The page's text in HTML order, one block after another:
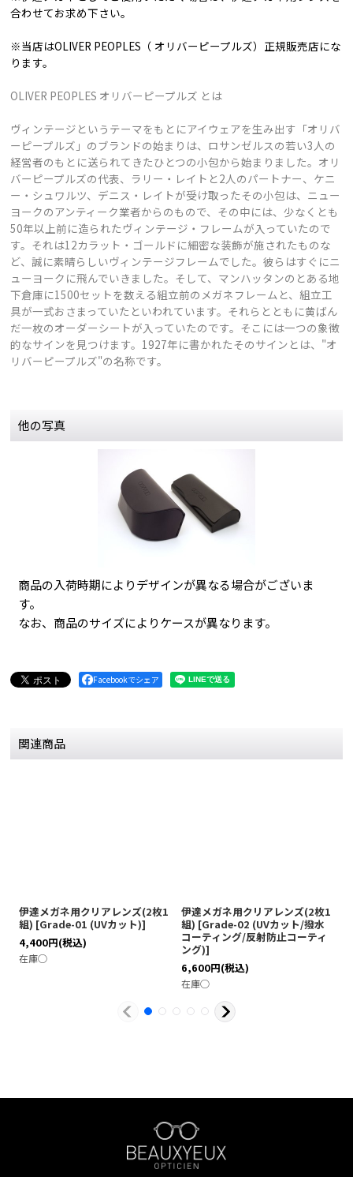
合わせてお求め下さい。
※当店はOLIVER PEOPLES（ オリバーピープルズ）正規販売店にな
ります。
OLIVER PEOPLES オリバーピープルズ とは
ヴィンテージというテーマをもとにアイウェアを生み出す「オリバ
ーピープルズ」のブランドの始まりは、ロサンゼルスの若い3人の
経営者のもとに送られてきたひとつの小包から始まりました。オリ
バーピープルズの代表、ラリー・レイトと2人のパートナー、ケニ
ー・シュワルツ、デニス・レイトが受け取ったその小包は、ニュー
ヨークのアンティーク業者からのもので、その中には、少なくとも
50年以上前に造られたヴィンテージ・フレームが入っていたので
す。それは12カラット・ゴールドに細密な装飾が施されたものな
ど、誠に素晴らしいヴィンテージフレームでした。彼らはすぐにニ
ューヨークに飛んでいきました。そして、マンハッタンのとある地
下倉庫に1500セットを数える組立前のメガネフレームと、組立工
具が一式おさまっていたといわれています。それらとともに黄ばん
だ一枚のオーダーシートが入っていたのです。そこには一つの象徴
的なサインを見つけます。1927年に書かれたそのサインとは、"オ
リバーピープルズ"の名称です。
他の写真
商品の入荷時期によりデザインが異なる場合がございま
す。
なお、商品のサイズによりケースが異なります。
Facebookでシェア
関連商品
伊達メガネ用クリアレンズ(2枚1
組) [Grade-01 (UVカット)]
4,400円(税込)
在庫◯
伊達メガネ用クリアレンズ(2枚1
組) [Grade-02 (UVカット/撥水
コーティング/反射防止コーティ
ング)]
6,600円(税込)
在庫◯